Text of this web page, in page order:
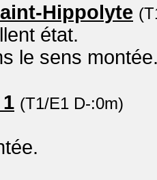
Hippolyte
état.
le sens
(T1/E1 D-:0m)